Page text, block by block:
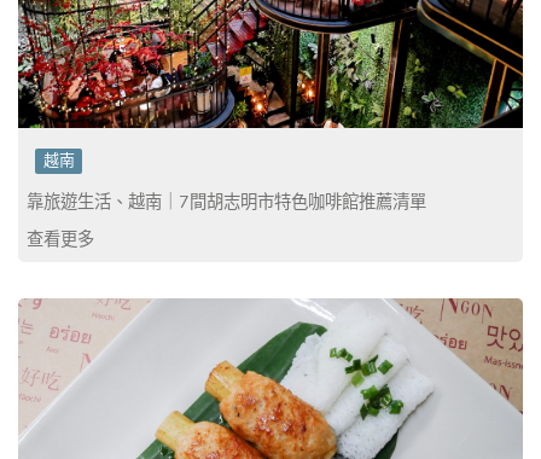
越南
靠旅遊生活、越南｜7間胡志明市特色咖啡館推薦清單
查看更多